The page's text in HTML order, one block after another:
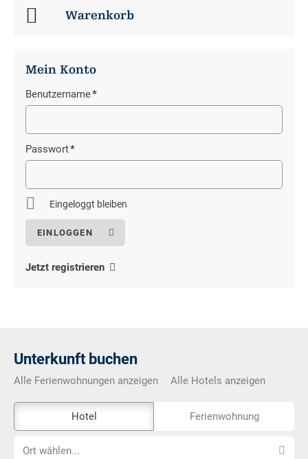
Warenkorb
Mein Konto
Benutzername*
Pflichtfeld
Passwort*
Pflichtfeld
Eingeloggt bleiben
Jetzt registrieren
Unterkunft buchen
Alle Ferienwohnungen anzeigen Alle Hotels anzeigen
Externe-
Buchungstool
Hotel Ferienwohnung
OrtOrt wählen...